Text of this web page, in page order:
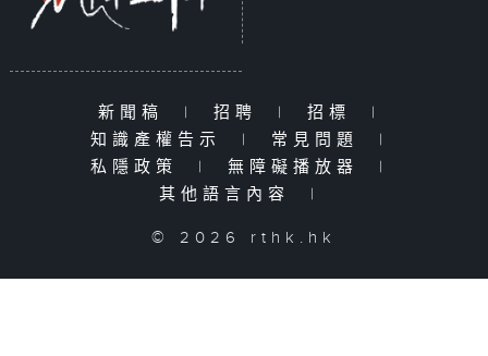
新聞稿 | 招聘 | 招標
|
知識產權告示
| 常見問題
|
私隱政策
| 無障礙播放器
|
其他語言內容
|
© 2026 rthk.hk